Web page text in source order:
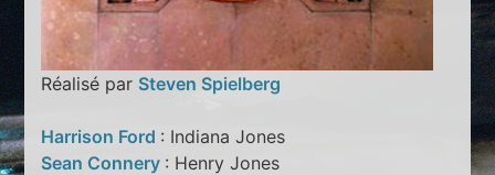
Réalisé par Steven Spielberg
Harrison Ford : Indiana Jones
Sean Connery : Henry Jones